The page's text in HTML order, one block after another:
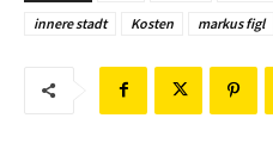
innere stadt
Kosten markus figl